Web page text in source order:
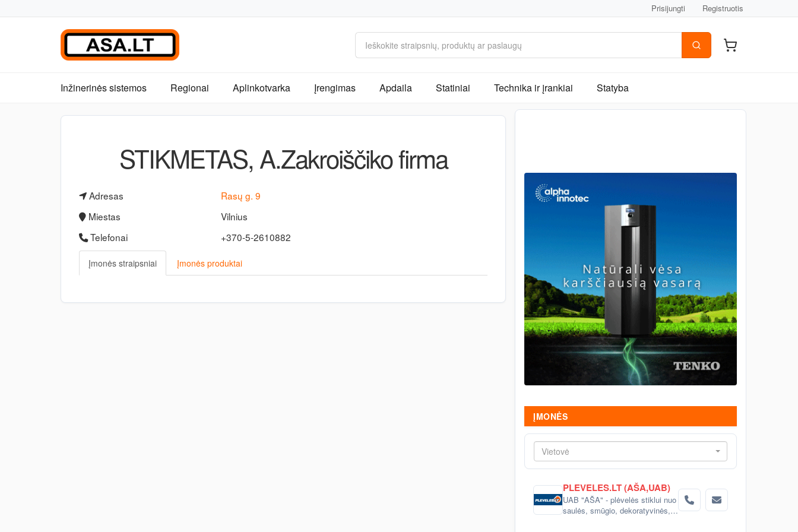
Prisijungti Registruotis
Inžinerinės sistemos Regionai Aplinkotvarka Įrengimas Apdaila Statiniai Technika ir įrankiai Statyba
STIKMETAS, A.Zakroiščiko firma
Adresas
Rasų g. 9
Miestas
Vilnius
Telefonai
+370-5-2610882
Įmonės straipsniai Įmonės produktai
ĮMONĖS
Vietovė
PLEVELES.LT (AŠA,UAB)
UAB "AŠA" - plėvelės stiklui nuo
saulės, smūgio, dekoratyvinės,